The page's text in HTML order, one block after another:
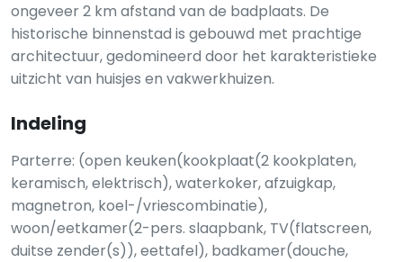
ongeveer 2 km afstand van de badplaats. De
historische binnenstad is gebouwd met prachtige
architectuur, gedomineerd door het karakteristieke
uitzicht van huisjes en vakwerkhuizen.
Indeling
Parterre: (open keuken(kookplaat(2 kookplaten,
keramisch, elektrisch), waterkoker, afzuigkap,
magnetron, koel-/vriescombinatie),
woon/eetkamer(2-pers. slaapbank, TV(flatscreen,
duitse zender(s)), eettafel), badkamer(douche,